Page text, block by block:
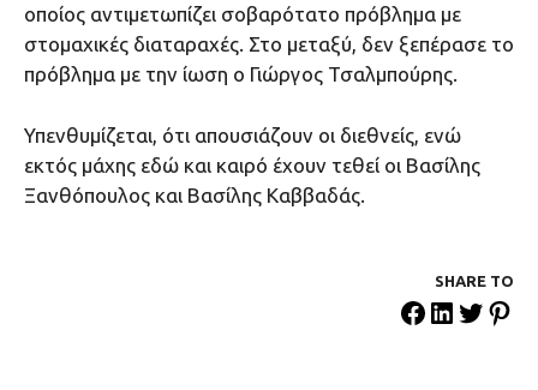
οποίος αντιμετωπίζει σοβαρότατο πρόβλημα με
στομαχικές διαταραχές. Στο μεταξύ, δεν ξεπέρασε το
πρόβλημα με την ίωση ο Γιώργος Τσαλμπούρης.
Υπενθυμίζεται, ότι απουσιάζουν οι διεθνείς, ενώ
εκτός μάχης εδώ και καιρό έχουν τεθεί οι Βασίλης
Ξανθόπουλος και Βασίλης Καββαδάς.
SHARE ΤΟ